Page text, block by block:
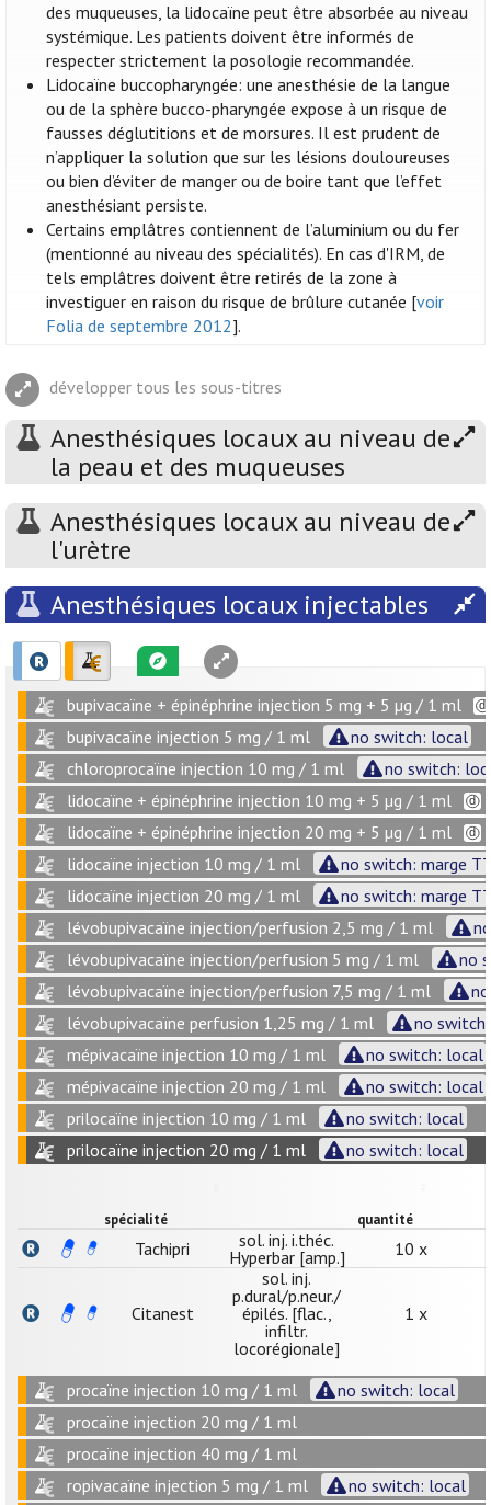
des muqueuses, la lidocaïne peut être absorbée au niveau
systémique. Les patients doivent être informés de
respecter strictement la posologie recommandée.
Lidocaïne buccopharyngée: une anesthésie de la langue
ou de la sphère bucco-pharyngée expose à un risque de
fausses déglutitions et de morsures. Il est prudent de
n’appliquer la solution que sur les lésions douloureuses
ou bien d’éviter de manger ou de boire tant que l’effet
anesthésiant persiste.
Certains emplâtres contiennent de l’aluminium ou du fer
(mentionné au niveau des spécialités). En cas d'IRM, de
tels emplâtres doivent être retirés de la zone à
investiguer en raison du risque de brûlure cutanée [voir
Folia de septembre 2012].
développer tous les sous-titres
Anesthésiques locaux au niveau de
la peau et des muqueuses
Anesthésiques locaux au niveau de
l'urètre
Anesthésiques locaux injectables
bupivacaïne + épinéphrine injection 5 mg + 5 µg / 1 ml
bupivacaïne injection 5 mg / 1 ml
no switch: local
chloroprocaïne injection 10 mg / 1 ml
no switch:
lidocaïne + épinéphrine injection 10 mg + 5 µg / 1 ml
lidocaïne + épinéphrine injection 20 mg + 5 µg / 1 ml
lidocaïne injection 10 mg / 1 ml
no switch: marge
lidocaïne injection 20 mg / 1 ml
no switch: marge
lévobupivacaïne injection/perfusion 2,5 mg / 1 ml
lévobupivacaïne injection/perfusion 5 mg / 1 ml
no
lévobupivacaïne injection/perfusion 7,5 mg / 1 ml
lévobupivacaïne perfusion 1,25 mg / 1 ml
no
mépivacaïne injection 10 mg / 1 ml
no switch: local
mépivacaïne injection 20 mg / 1 ml
no switch: local
prilocaïne injection 10 mg / 1 ml
no switch: local
prilocaïne injection 20 mg / 1 ml
no switch: local
spécialité quantité
Tachipri
sol. inj. i.théc.
Hyperbar [amp.]
10 x
Citanest
sol. inj.
p.dural/p.neur./
épilés. [flac.,
infiltr.
locorégionale]
1 x
procaïne injection 10 mg / 1 ml
no switch: local
procaïne injection 20 mg / 1 ml
procaïne injection 40 mg / 1 ml
ropivacaïne injection 5 mg / 1 ml
no switch: local